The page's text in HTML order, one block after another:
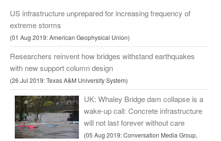
US infrastructure unprepared for increasing frequency of
extreme storms
(01 Aug 2019: American Geophysical Union)
Researchers reinvent how bridges withstand earthquakes
with new support column design
(26 Jul 2019: Texas A&M University System)
UK: Whaley Bridge dam collapse is a
wake-up call: Concrete infrastructure
will not last forever without care
(05 Aug 2019: Conversation Media Group,